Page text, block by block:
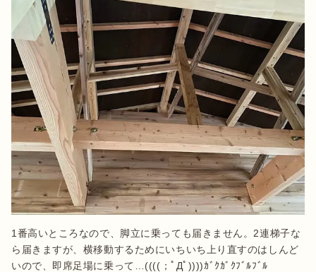
1番高いところなので、脚立に乗っても届きません。2連梯子な
ら届きますが、横移動するためにいちいち上り直すのはしんど
いので、即席足場に乗って…((((；ﾟДﾟ))))ｶﾞｸｶﾞｸﾌﾞﾙﾌﾞﾙ